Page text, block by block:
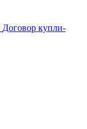
Договор купли-